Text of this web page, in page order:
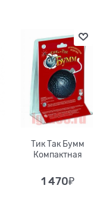
Тик Так Бумм
Компактная
1 470₽